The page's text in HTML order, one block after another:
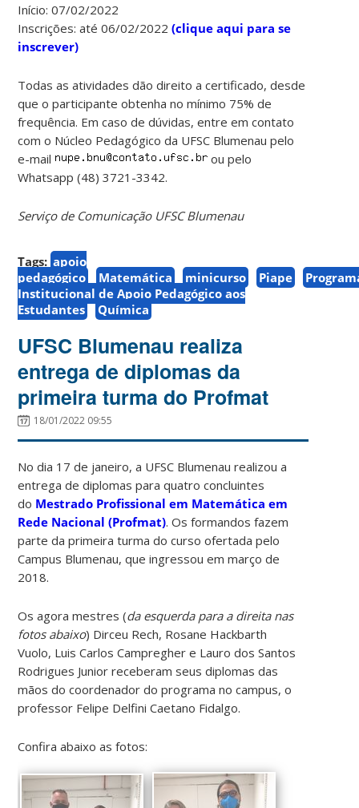
Início: 07/02/2022
Inscrições: até 06/02/2022(clique aqui para se
inscrever)
Todas as atividades dão direito a certificado, desde
que o participante obtenha no mínimo 75% de
frequência. Em caso de dúvidas, entre em contato
com o Núcleo Pedagógico da UFSC Blumenau pelo
e-mail
ou pelo
Whatsapp (48) 3721-3342.
Serviço de Comunicação UFSC Blumenau
Tags: apoio
pedagógico
Matemática minicurso Piape
Institucional de Apoio Pedagógico aos
Estudantes
Química
UFSC Blumenau realiza
entrega de diplomas da
primeira turma do Profmat
18/01/2022 09:55
No dia 17 de janeiro, a UFSC Blumenau realizou a
entrega de diplomas para quatro concluintes
do Mestrado Profissional em Matemática em
Rede Nacional (Profmat). Os formandos fazem
parte da primeira turma do curso ofertada pelo
Campus Blumenau, que ingressou em março de
2018.
Os agora mestres (da esquerda para a direita nas
fotos abaixo) Dirceu Rech, Rosane Hackbarth
Vuolo, Luis Carlos Campregher e Lauro dos Santos
Rodrigues Junior receberam seus diplomas das
mãos do coordenador do programa no campus, o
professor Felipe Delfini Caetano Fidalgo.
Confira abaixo as fotos: